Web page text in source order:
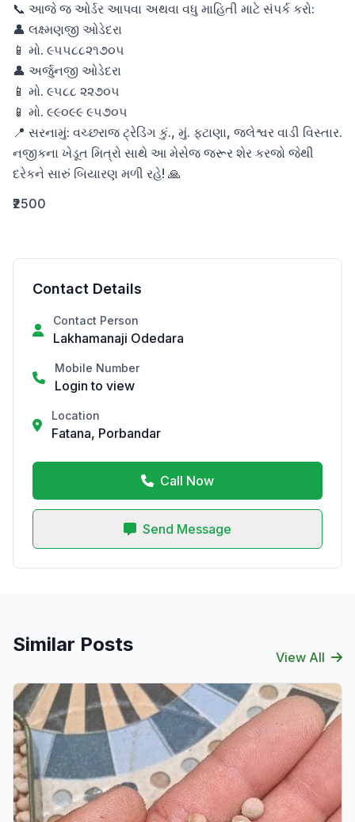
📞 આજે જ ઓર્ડર આપવા અથવા વધુ માહિતી માટે સંપર્ક કરો:
👤 લક્ષ્મણજી ઓડેદરા
📱 મો. ૯૫૫૮૮૨૧૭૦૫
👤 અર્જુનજી ઓડેદરા
📱 મો. ૯૫૮૮ ૨૨૭૦૫
📱 મો. ૯૯૦૯૯ ૯૫૭૦૫
📍 સરનામું: વચ્છરાજ ટ્રેડિંગ કું., મું. ફટાણા, જલેશ્વર વાડી વિસ્તાર.
નજીકના ખેડૂત મિત્રો સાથે આ મેસેજ જરૂર શેર કરજો જેથી
દરેકને સારું બિયારણ મળી રહે! 🙏
₹2500
Contact Details
Contact Person
Lakhamanaji Odedara
Mobile Number
Login to view
Location
Fatana, Porbandar
Call Now
Send Message
Similar Posts
View All